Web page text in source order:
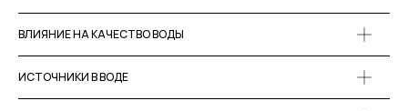
ВЛИЯНИЕ НА КАЧЕСТВО ВОДЫ
ИСТОЧНИКИ В ВОДЕ